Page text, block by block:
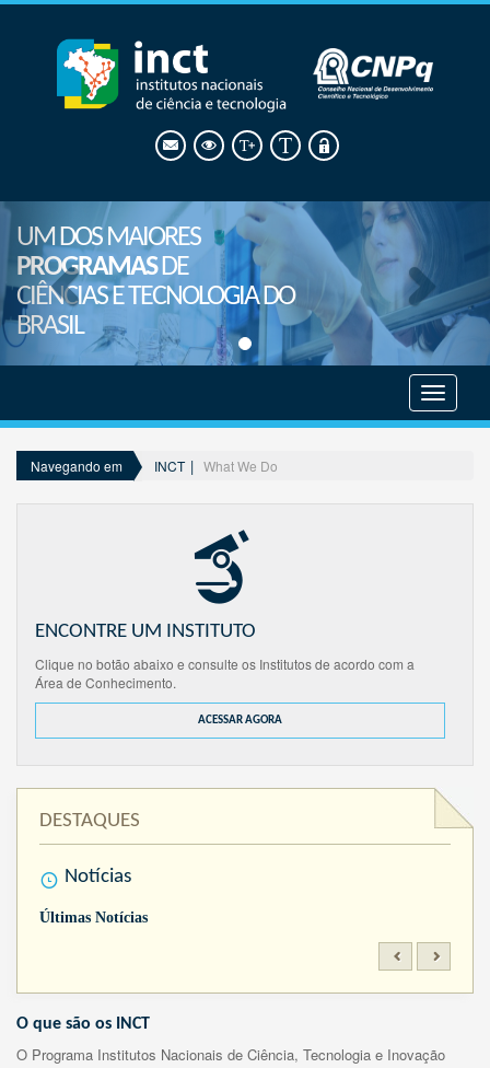
UM DOS MAIORES
PROGRAMASDE
CIÊNCIAS E TECNOLOGIA DO
BRASIL
menu
Navegando em INCT What We Do
ENCONTRE UM INSTITUTO
Clique no botão abaixo e consulte os Institutos de acordo com a
Área de Conhecimento.
ACESSAR AGORA
DESTAQUES
Notícias
Últimas Notícias
O que são os INCT
O Programa Institutos Nacionais de Ciência, Tecnologia e Inovação